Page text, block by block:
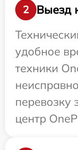
2
Выезд
удобное
техники
перевозку
центр